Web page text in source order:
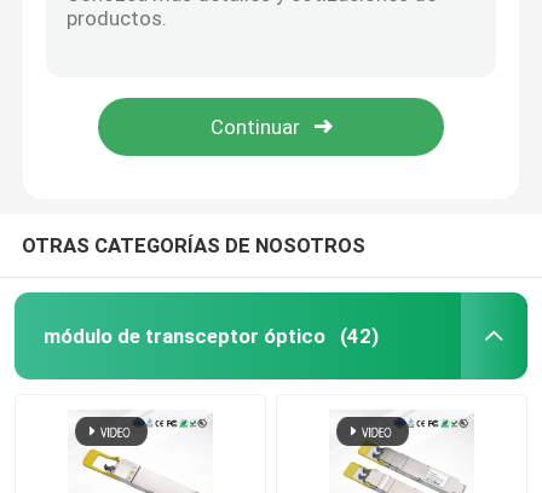
Interruptor de red de Mellanox
cable mellanox
Switch de red de Nvidia
OTRAS CATEGORÍAS DE NOSOTROS
módulo de transceptor óptico (42)